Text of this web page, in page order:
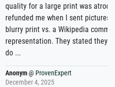
was atrocious. They
sent pictures of the
commons
stated they couldn't